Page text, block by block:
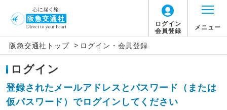
ログイン
会員登録
メニュー
阪急交通社トップ > ログイン・会員登録
ログイン
登録されたメールアドレスとパスワード（または
仮パスワード）でログインしてください